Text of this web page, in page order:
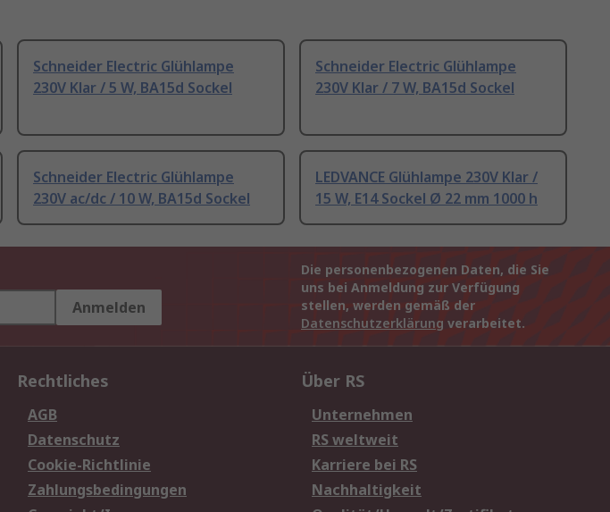
Schneider Electric Glühlampe
230V Klar / 5 W, BA15d Sockel
Schneider Electric Glühlampe
230V Klar / 7 W, BA15d Sockel
Schneider Electric Glühlampe
230V ac/dc / 10 W, BA15d Sockel
LEDVANCE Glühlampe 230V Klar /
15 W, E14 Sockel Ø 22 mm 1000 h
Anmelden
Die personenbezogenen Daten, die Sie
uns bei Anmeldung zur Verfügung
stellen, werden gemäß der
Datenschutzerklärung verarbeitet.
Rechtliches
AGB
Datenschutz
Cookie-Richtlinie
Zahlungsbedingungen
Über RS
Unternehmen
RS weltweit
Karriere bei RS
Nachhaltigkeit